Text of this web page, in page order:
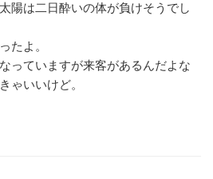
陽は二日酔いの体が負けそうでし
たよ。
っていますが来客があるんだよな
ゃいいけど。